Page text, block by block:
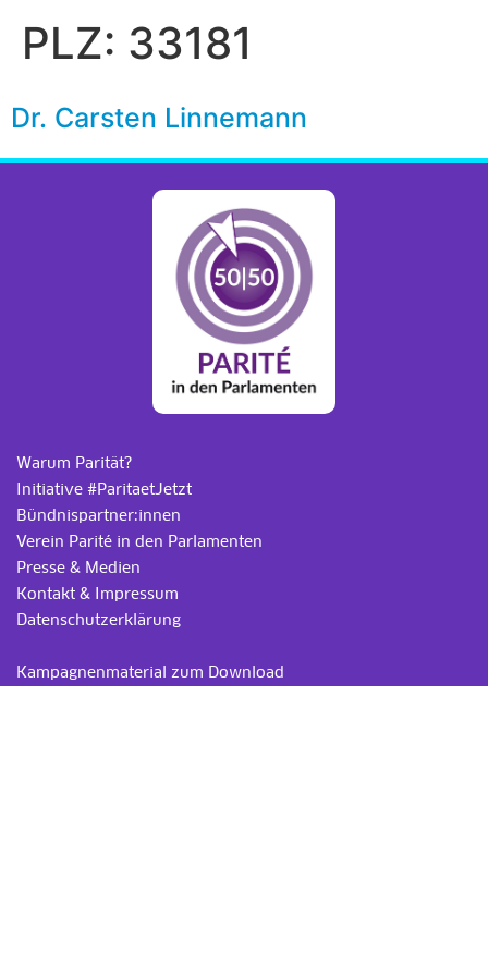
PLZ: 33181
Dr. Carsten Linnemann
Warum Parität?
Initiative #ParitaetJetzt
Bündnispartner:innen
Verein Parité in den Parlamenten
Presse & Medien
Kontakt & Impressum
Datenschutzerklärung
Kampagnenmaterial zum Download